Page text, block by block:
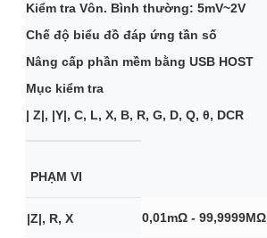
Kiểm tra Vôn. Bình thường: 5mV~2V
Chế độ biểu đồ đáp ứng tần số
Nâng cấp phần mềm bằng USB HOST
Mục kiểm tra
| Z|, |Y|, C, L, X, B, R, G, D, Q, θ, DCR
PHẠM VI
|Z|, R, X 0,01mΩ - 99,9999MΩ